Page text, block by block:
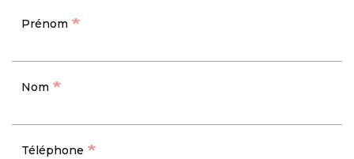
Prénom
Nom
Téléphone